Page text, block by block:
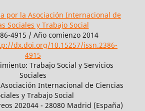
por la Asociación Internacional de
Sociales y Trabajo Social
4915 / Año comienzo 2014
dx.doi.org/10.15257/issn.2386-
4915
Trabajo Social y Servicios
Sociales
Internacional de Ciencias
y Trabajo Social
202044 - 28080 Madrid (España)